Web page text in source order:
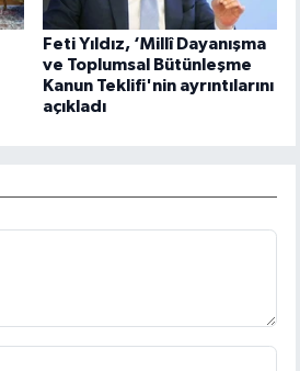
Feti Yıldız, ‘Millî Dayanışma
ve Toplumsal Bütünleşme
Kanun Teklifi'nin ayrıntılarını
açıkladı